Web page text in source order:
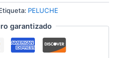
PELUCHE
garantizado